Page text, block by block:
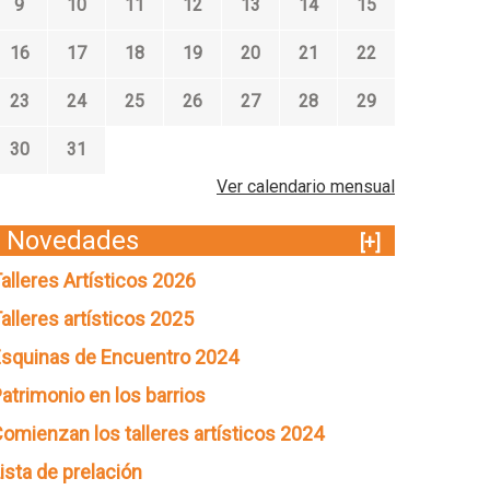
9 10 11 12 13 14 15
16 17 18 19 20 21 22
23 24 25 26 27 28 29
30
31
Ver calendario mensual
Novedades
[+]
Artísticos 2026
artísticos 2025
de Encuentro 2024
en los barrios
los talleres artísticos 2024
de prelación